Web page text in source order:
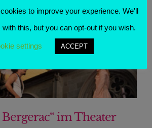
im Theater
to improve your experience. We'll
this, but you can opt-out if you wish.
settings ACCEPT